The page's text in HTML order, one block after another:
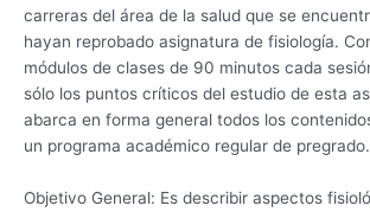
carreras del área de la salud que se
hayan reprobado asignatura de fisiología.
módulos de clases de 90 minutos cada
sólo los puntos críticos del estudio de esta
abarca en forma general todos los
un programa académico regular de pregrado.
Objetivo General: Es describir aspectos